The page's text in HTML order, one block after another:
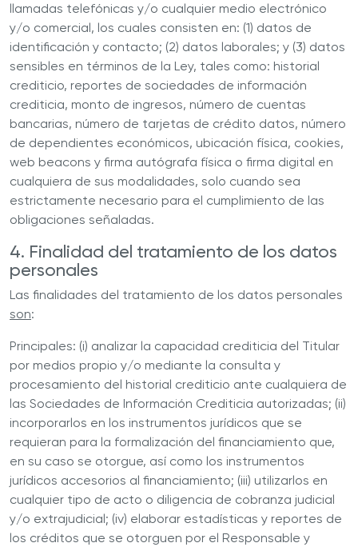
llamadas telefónicas y/o cualquier medio electrónico
y/o comercial, los cuales consisten en: (1) datos de
identificación y contacto; (2) datos laborales; y (3) datos
sensibles en términos de la Ley, tales como: historial
crediticio, reportes de sociedades de información
crediticia, monto de ingresos, número de cuentas
bancarias, número de tarjetas de crédito datos, número
de dependientes económicos, ubicación física, cookies,
web beacons y firma autógrafa física o firma digital en
cualquiera de sus modalidades, solo cuando sea
estrictamente necesario para el cumplimiento de las
obligaciones señaladas.
4. Finalidad del tratamiento de los datos
personales
Las finalidades del tratamiento de los datos personales
son:
Principales: (i) analizar la capacidad crediticia del Titular
por medios propio y/o mediante la consulta y
procesamiento del historial crediticio ante cualquiera de
las Sociedades de Información Crediticia autorizadas; (ii)
incorporarlos en los instrumentos jurídicos que se
requieran para la formalización del financiamiento que,
en su caso se otorgue, así como los instrumentos
jurídicos accesorios al financiamiento; (iii) utilizarlos en
cualquier tipo de acto o diligencia de cobranza judicial
y/o extrajudicial; (iv) elaborar estadísticas y reportes de
los créditos que se otorguen por el Responsable y